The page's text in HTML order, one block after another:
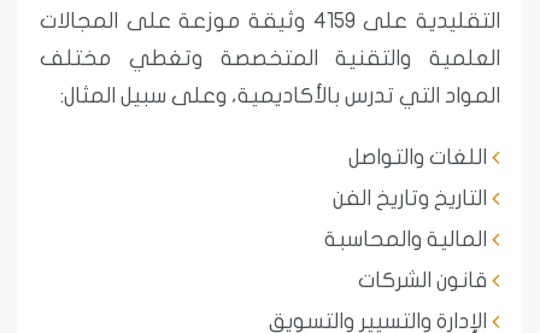
التقليدية على 4159 وثيقة موزعة على المجالات
العلمية والتقنية المتخصصة وتغطي مختلف
المواد التي تدرس بالأكاديمية، وعلى سبيل المثال:
اللغات والتواصل
التاريخ وتاريخ الفن
المالية والمحاسبة
قانون الشركات
الإدارة والتسيير والتسويق